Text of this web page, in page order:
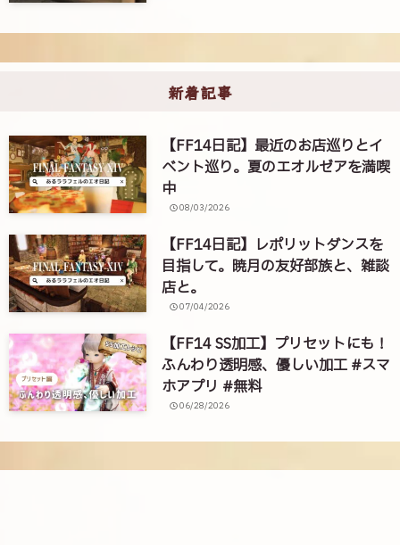
新着記事
【FF14日記】最近のお店巡りとイ
ベント巡り。夏のエオルゼアを満喫
中
08/03/2026
【FF14日記】レポリットダンスを
目指して。暁月の友好部族と、雑談
店と。
07/04/2026
【FF14 SS加工】プリセットにも！
ふんわり透明感、優しい加工 #スマ
ホアプリ #無料
06/28/2026